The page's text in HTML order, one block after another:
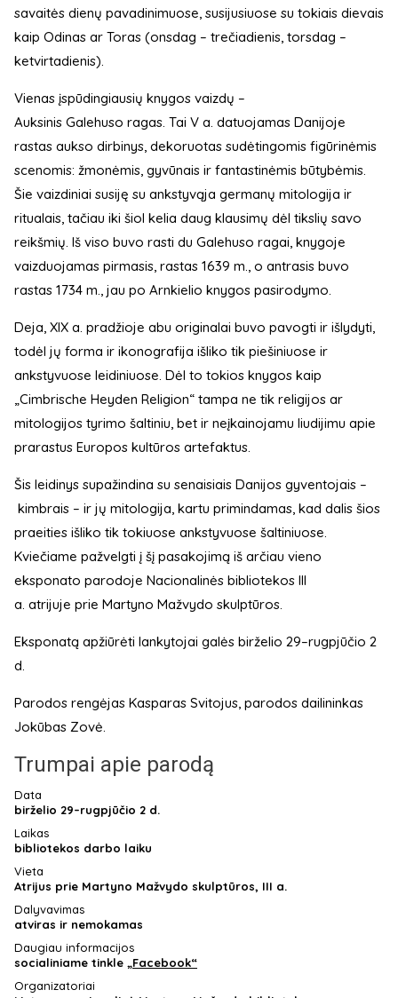
savaitės dienų pavadinimuose, susijusiuose su tokiais dievais
kaip Odinas ar Toras (onsdag – trečiadienis, torsdag –
ketvirtadienis).
Vienas įspūdingiausių knygos vaizdų –
Auksinis Galehuso ragas. Tai V a. datuojamas Danijoje
rastas aukso dirbinys, dekoruotas sudėtingomis figūrinėmis
scenomis: žmonėmis, gyvūnais ir fantastinėmis būtybėmis.
Šie vaizdiniai susiję su ankstyvąja germanų mitologija ir
ritualais, tačiau iki šiol kelia daug klausimų dėl tikslių savo
reikšmių. Iš viso buvo rasti du Galehuso ragai, knygoje
vaizduojamas pirmasis, rastas 1639 m., o antrasis buvo
rastas 1734 m., jau po Arnkielio knygos pasirodymo.
Deja, XIX a. pradžioje abu originalai buvo pavogti ir išlydyti,
todėl jų forma ir ikonografija išliko tik piešiniuose ir
ankstyvuose leidiniuose. Dėl to tokios knygos kaip
„Cimbrische Heyden Religion“ tampa ne tik religijos ar
mitologijos tyrimo šaltiniu, bet ir neįkainojamu liudijimu apie
prarastus Europos kultūros artefaktus.
Šis leidinys supažindina su senaisiais Danijos gyventojais –
kimbrais – ir jų mitologija, kartu primindamas, kad dalis šios
praeities išliko tik tokiuose ankstyvuose šaltiniuose.
Kviečiame pažvelgti į šį pasakojimą iš arčiau vieno
eksponato parodoje Nacionalinės bibliotekos III
a. atrijuje prie Martyno Mažvydo skulptūros.
Eksponatą apžiūrėti lankytojai galės birželio 29–rugpjūčio 2
d.
Parodos rengėjas Kasparas Svitojus, parodos dailininkas
Jokūbas Zovė.
Trumpai apie parodą
Data
birželio 29–rugpjūčio 2 d.
Laikas
bibliotekos darbo laiku
Vieta
Atrijus prie Martyno Mažvydo skulptūros, III a.
Dalyvavimas
atviras ir nemokamas
Daugiau informacijos
socialiniame tinkle „Facebook“
Organizatoriai